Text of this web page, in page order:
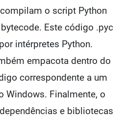
o script Python
Este código .pyc
intérpretes Python.
empacota dentro do
correspondente a um
Windows. Finalmente, o
e bibliotecas